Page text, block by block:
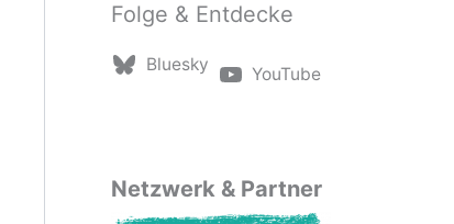
Folge & Entdecke
Bluesky YouTube
Netzwerk & Partner